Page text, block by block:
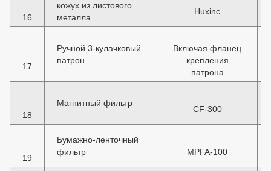
16
кожух из листового
металла
Huxinc
17
Ручной 3-кулачковый
патрон
Включая фланец
крепления
патрона
18
Магнитный фильтр
CF-300
19
Бумажно-ленточный
фильтр
MPFA-100